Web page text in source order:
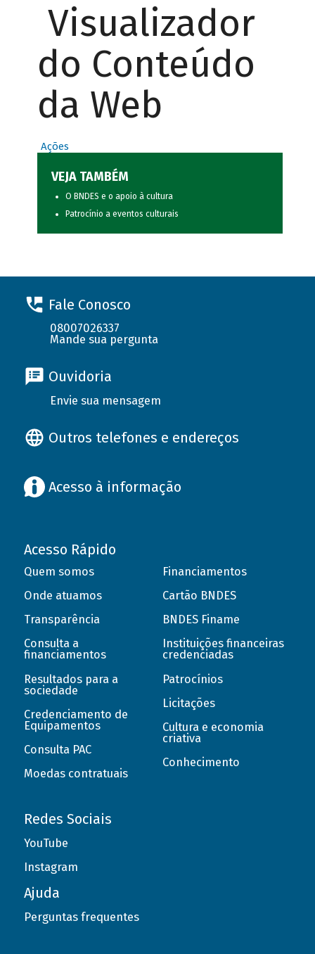
Visualizador
do Conteúdo
da Web
Ações
VEJA TAMBÉM
O BNDES e o apoio à cultura
Patrocínio a eventos culturais
Fale Conosco
08007026337
Mande sua pergunta
Ouvidoria
Envie sua mensagem
Outros telefones e endereços
Acesso à informação
Acesso Rápido
Quem somos
Onde atuamos
Transparência
Consulta a
financiamentos
Resultados para a
sociedade
Credenciamento de
Equipamentos
Consulta PAC
Moedas contratuais
Financiamentos
Cartão BNDES
BNDES Finame
Instituições financeiras
credenciadas
Patrocínios
Licitações
Cultura e economia
criativa
Conhecimento
Redes Sociais
YouTube
Instagram
Ajuda
Perguntas frequentes